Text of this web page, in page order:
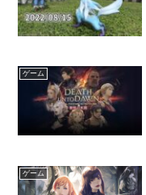
ゲーム
ゲーム